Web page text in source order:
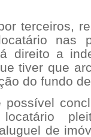
terceiros,
nas
direito a
tiver que
do fundo
de